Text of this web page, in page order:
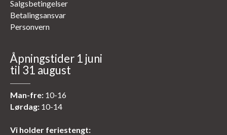
Salgsbetingelser
Betalingsansvar
Personvern
Åpningstider 1 juni
til 31 august
Man-fre: 10-16
Lørdag: 10-14
Vi holder feriestengt: